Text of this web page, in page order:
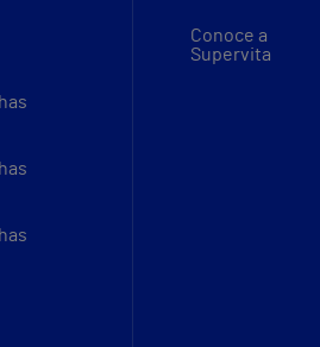
Conoce a
Supervita